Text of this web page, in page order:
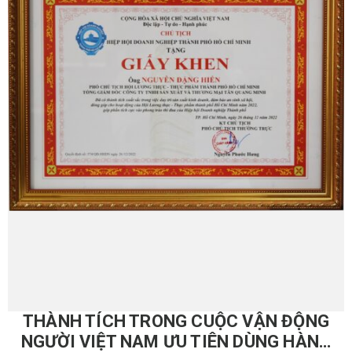
THÀNH TÍCH TRONG CUỘC VẬN ĐỘNG
NGƯỜI VIỆT NAM ƯU TIÊN DÙNG HÀNG